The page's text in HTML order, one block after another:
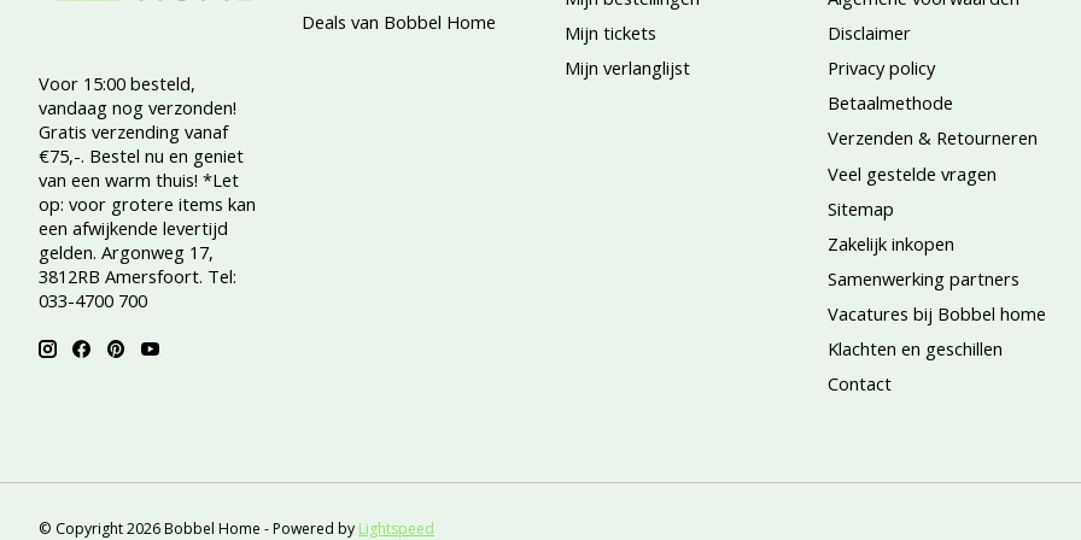
Voor 15:00 besteld,
vandaag nog verzonden!
Gratis verzending vanaf
€75,-. Bestel nu en geniet
van een warm thuis! *Let
op: voor grotere items kan
een afwijkende levertijd
gelden. Argonweg 17,
3812RB Amersfoort. Tel:
033-4700 700
Deals van Bobbel Home
Mijn tickets
Mijn verlanglijst
Disclaimer
Privacy policy
Betaalmethode
Verzenden & Retourneren
Veel gestelde vragen
Sitemap
Zakelijk inkopen
Samenwerking partners
Vacatures bij Bobbel home
Klachten en geschillen
Contact
© Copyright 2026 Bobbel Home - Powered by Lightspeed